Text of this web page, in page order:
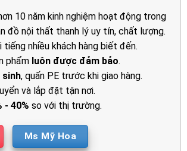
là:
2.450.000₫.
tại
là:
10 năm kinh nghiệm hoạt động trong
đồ nội thất thanh lý uy tín, chất lượng.
tiếng nhiều khách hàng biết đến.
phẩm luôn được đảm bảo.
sinh, quấn PE trước khi giao hàng.
và lắp đặt tận nơi.
- 40% so với thị trường.
Ms Mỹ Hoa